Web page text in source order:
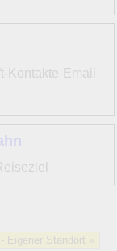
Kontakte-Email
Eigener Standort »